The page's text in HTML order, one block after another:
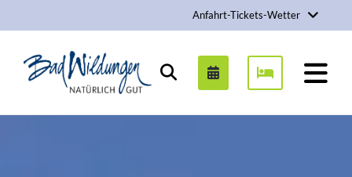
Anfahrt-Tickets-Wetter
Stadt Bad Wildungen
Suchen